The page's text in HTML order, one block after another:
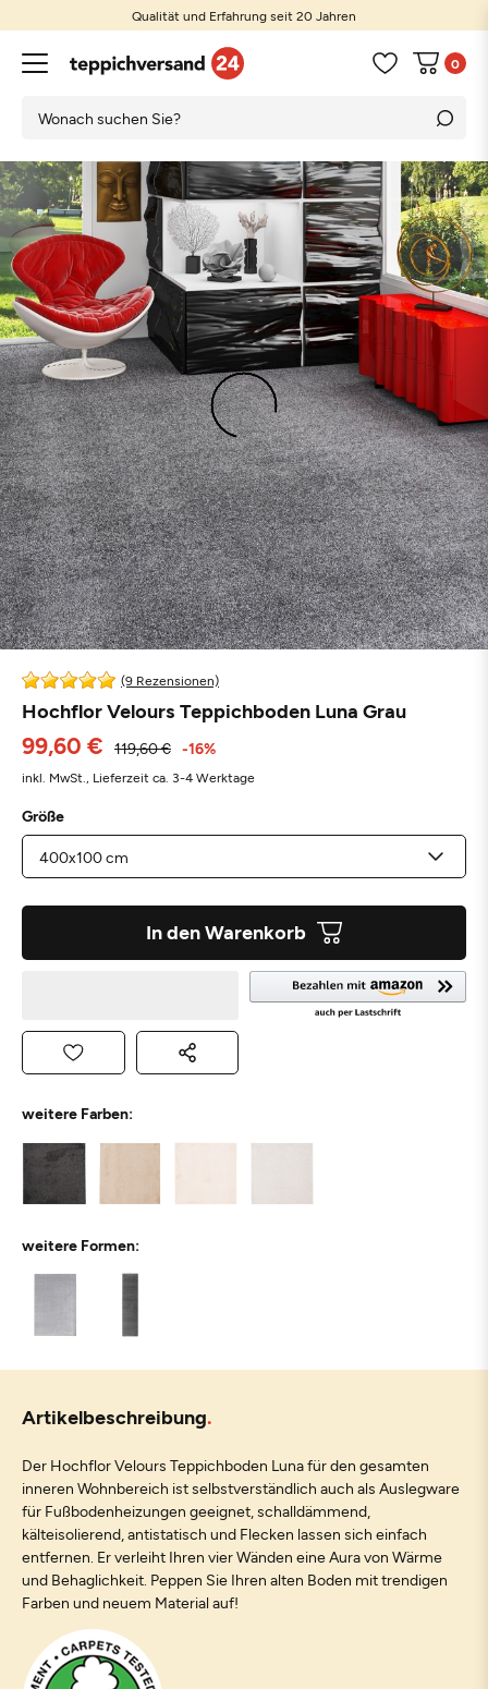
Qualität und Erfahrung seit 20 Jahren
0
(9 Rezensionen)
Hochflor Velours Teppichboden Luna Grau
99,60 € 119,60 € -16%
inkl. MwSt., Lieferzeit ca. 3-4 Werktage
Größe
In den Warenkorb
weitere Farben:
weitere Formen:
Artikelbeschreibung
Der Hochflor Velours Teppichboden Luna für den gesamten
inneren Wohnbereich ist selbstverständlich auch als Auslegware
für Fußbodenheizungen geeignet, schalldämmend,
kälteisolierend, antistatisch und Flecken lassen sich einfach
entfernen. Er verleiht Ihren vier Wänden eine Aura von Wärme
und Behaglichkeit. Peppen Sie Ihren alten Boden mit trendigen
Farben und neuem Material auf!